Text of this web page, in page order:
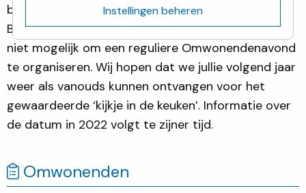
beperkingen ten aanzien van evenementen op de
Biotech Campus Delft. Daarom is het ook dit jaar
niet mogelijk om een reguliere Omwonendenavond
te organiseren. Wij hopen dat we jullie volgend jaar
weer als vanouds kunnen ontvangen voor het
gewaardeerde ‘kijkje in de keuken’. Informatie over
de datum in 2022 volgt te zijner tijd.
Omwonenden
Instellingen beheren